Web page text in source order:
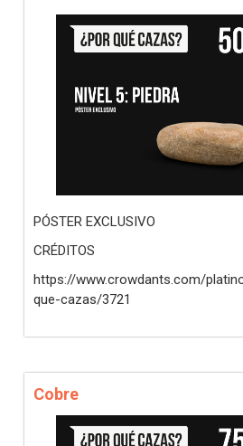
PÓSTER EXCLUSIVO
CRÉDITOS
https://www.crowdants.com/
que-cazas/3721
Cobre